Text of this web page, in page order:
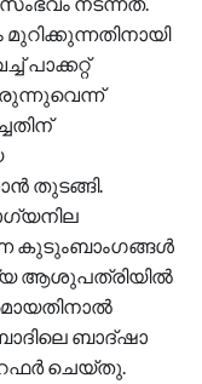
പാക്കറ്റ്
തുടങ്ങി.
കുടുംബാംഗങ്ങൾ
ആശുപത്രിയിൽ
ബാദ്ഷാ
ചെയ്തു.